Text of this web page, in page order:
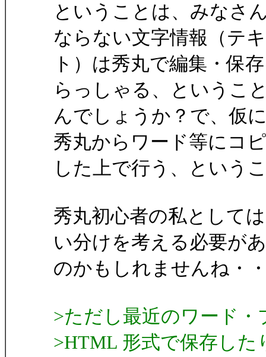
ということは、みなさ
ならない文字情報（テ
ト）は秀丸で編集・保
らっしゃる、というこ
んでしょうか？で、仮
秀丸からワード等にコ
した上で行う、という
秀丸初心者の私として
い分けを考える必要が
のかもしれませんね・
>ただし最近のワード
>HTML 形式で保存し